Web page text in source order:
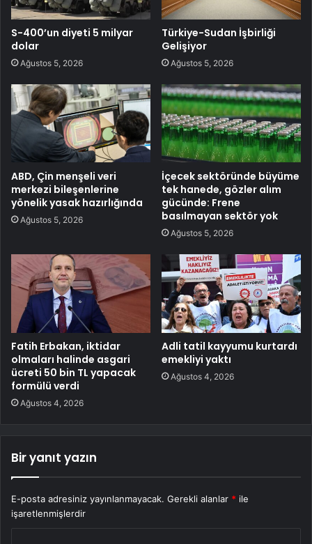
S-400’un diyeti 5 milyar
dolar
Ağustos 5, 2026
Türkiye-Sudan İşbirliği
Gelişiyor
Ağustos 5, 2026
ABD, Çin menşeli veri
merkezi bileşenlerine
yönelik yasak hazırlığında
Ağustos 5, 2026
İçecek sektöründe büyüme
tek hanede, gözler alım
gücünde: Frene
basılmayan sektör yok
Ağustos 5, 2026
Fatih Erbakan, iktidar
olmaları halinde asgari
ücreti 50 bin TL yapacak
formülü verdi
Ağustos 4, 2026
Adli tatil kayyumu kurtardı
emekliyi yaktı
Ağustos 4, 2026
Bir yanıt yazın
E-posta adresiniz yayınlanmayacak. Gerekli alanlar * ile
işaretlenmişlerdir